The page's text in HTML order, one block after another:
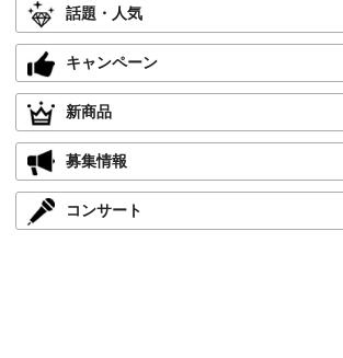
話題・人気
キャンペーン
新商品
募集情報
コンサート